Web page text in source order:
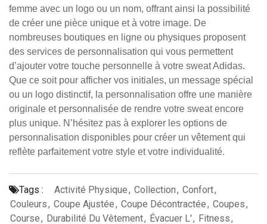
femme avec un logo ou un nom, offrant ainsi la possibilité
de créer une pièce unique et à votre image. De
nombreuses boutiques en ligne ou physiques proposent
des services de personnalisation qui vous permettent
d’ajouter votre touche personnelle à votre sweat Adidas.
Que ce soit pour afficher vos initiales, un message spécial
ou un logo distinctif, la personnalisation offre une manière
originale et personnalisée de rendre votre sweat encore
plus unique. N’hésitez pas à explorer les options de
personnalisation disponibles pour créer un vêtement qui
reflète parfaitement votre style et votre individualité.
Tags : Activité Physique, Collection, Confort,
Couleurs, Coupe Ajustée, Coupe Décontractée, Coupes,
Course, Durabilité Du Vêtement, Évacuer L', Fitness,